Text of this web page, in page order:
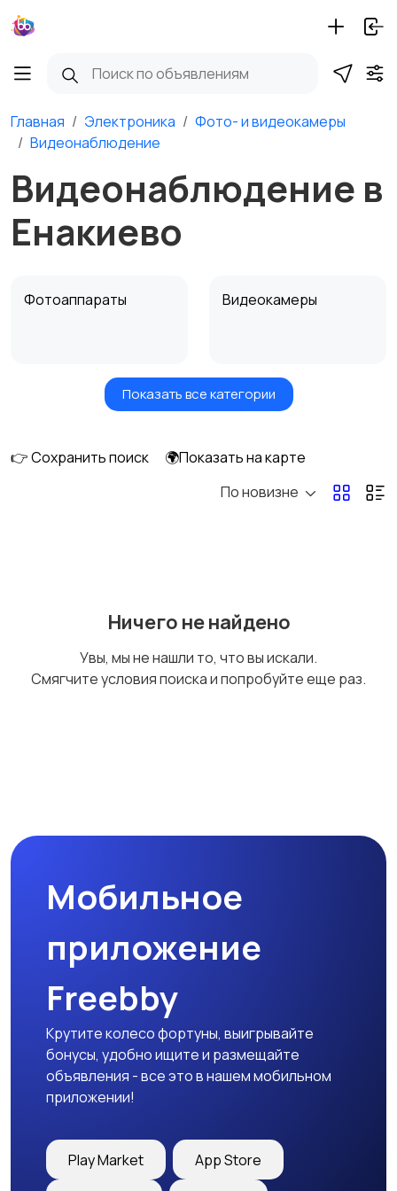
Главная Электроника
Фото- и видеокамеры
Видеонаблюдение
Видеонаблюдение в
Енакиево
Фотоаппараты Видеокамеры
Видеонаблюдение Объективы
Аксессуары
стабилизаторы
оборудование
Показать все категории
👉 Сохранить поиск
🌍Показать на карте
По новизне
Ничего не найдено
Увы, мы не нашли то, что вы искали.
Смягчите условия поиска и попробуйте еще раз.
Мобильное
приложение
Freebby
Крутите колесо фортуны, выигрывайте
бонусы, удобно ищите и размещайте
объявления - все это в нашем мобильном
приложении!
Play Market App Store